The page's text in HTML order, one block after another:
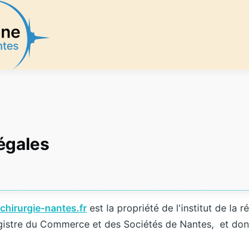
nantes.fr est la propriété de l'institut de la
du Commerce et des Sociétés de Nantes, et